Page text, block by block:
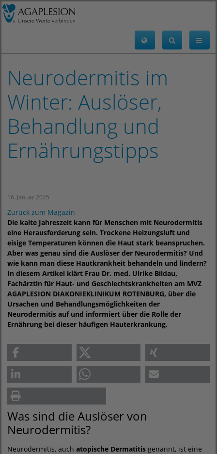
Neurodermitis im
Winter: Auslöser,
Behandlung und
Ernährungstipps
16. Januar 2025
Zurück zum Magazin
Die kalte Jahreszeit kann für Menschen mit Neurodermitis
eine Herausforderung sein. Trockene Heizungsluft und
eisige Temperaturen können die Haut stark beanspruchen.
Aber was genau sind die Auslöser der Neurodermitis? Und
wie kann man diese Hautkrankheit behandeln und lindern?
In diesem Artikel klärt Frau Dr. med. Ulrike Bildau,
Fachärztin für Haut- und Geschlechtskrankheiten am MVZ
AGAPLESION DIAKONIEKLINIKUM ROTENBURG, über die
Ursachen und Behandlungsmöglichkeiten der
Neurodermitis auf und informiert über die Rolle der
Ernährung bei dieser häufigen Hauterkrankung.
Was sind die Auslöser von
Neurodermitis?
Neurodermitis, auch atopische Dermatitis genannt, ist eine